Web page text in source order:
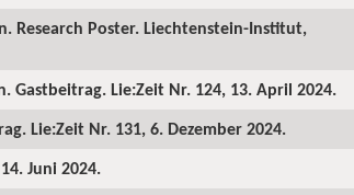
Research Poster. Liechtenstein-Institut,
Gastbeitrag. Lie:Zeit Nr. 124, 13. April 2024.
Lie:Zeit Nr. 131, 6. Dezember 2024.
Juni 2024.